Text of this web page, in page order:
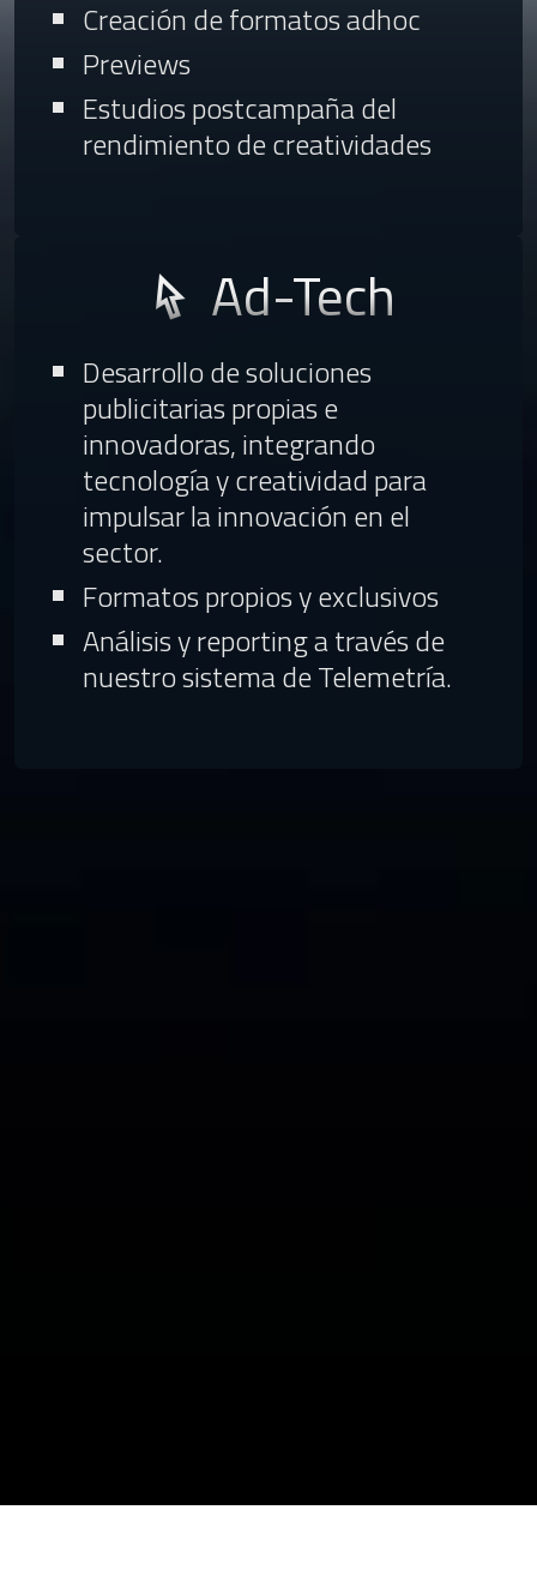
Creación de formatos adhoc
Previews
Estudios postcampaña del
rendimiento de creatividades
Ad-Tech
Desarrollo de soluciones
publicitarias propias e
innovadoras, integrando
tecnología y creatividad para
impulsar la innovación en el
sector.
Formatos propios y exclusivos
Análisis y reporting a través de
nuestro sistema de Telemetría.